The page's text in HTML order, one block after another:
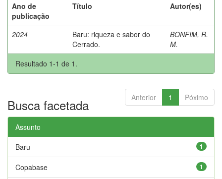
Ano de
publicação
Título Autor(es)
2024
Baru: riqueza e sabor do
Cerrado.
BONFIM, R.
M.
Resultado 1-1 de 1.
Anterior 1 Póximo
Busca facetada
Assunto
1
Baru
1
Copabase